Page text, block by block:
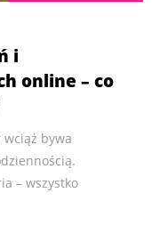
i
online – co
bywa
– wszystko